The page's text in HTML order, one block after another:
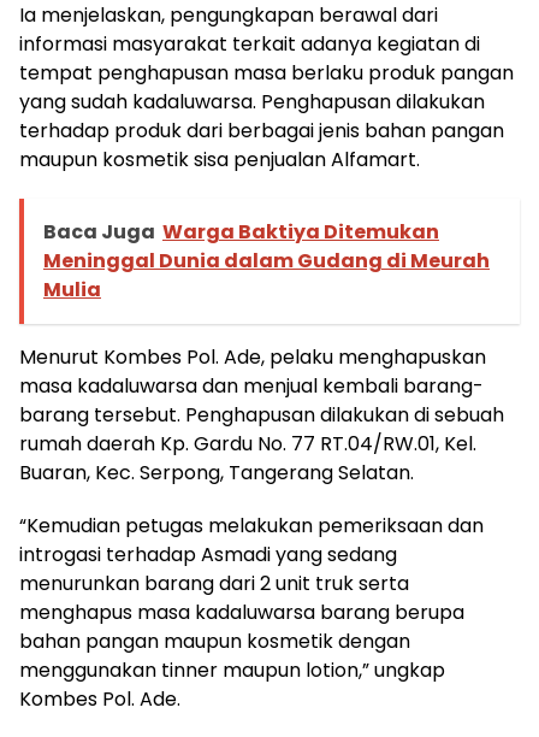
Ia menjelaskan, pengungkapan berawal dari
informasi masyarakat terkait adanya kegiatan di
tempat penghapusan masa berlaku produk pangan
yang sudah kadaluwarsa. Penghapusan dilakukan
terhadap produk dari berbagai jenis bahan pangan
maupun kosmetik sisa penjualan Alfamart.
Baca Juga Warga Baktiya Ditemukan
Meninggal Dunia dalam Gudang di Meurah
Mulia
Menurut Kombes Pol. Ade, pelaku menghapuskan
masa kadaluwarsa dan menjual kembali barang-
barang tersebut. Penghapusan dilakukan di sebuah
rumah daerah Kp. Gardu No. 77 RT.04/RW.01, Kel.
Buaran, Kec. Serpong, Tangerang Selatan.
“Kemudian petugas melakukan pemeriksaan dan
introgasi terhadap Asmadi yang sedang
menurunkan barang dari 2 unit truk serta
menghapus masa kadaluwarsa barang berupa
bahan pangan maupun kosmetik dengan
menggunakan tinner maupun lotion,” ungkap
Kombes Pol. Ade.